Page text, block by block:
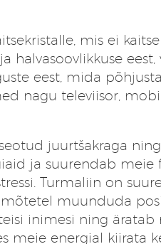
mis ei
halvasoovlikkuse eest,
eest, mida
nagu televiisor,
juurtšakraga
ja suurendab meie
Turmaliin on
muunduda
inimesi ning äratab
meie energial kiirata